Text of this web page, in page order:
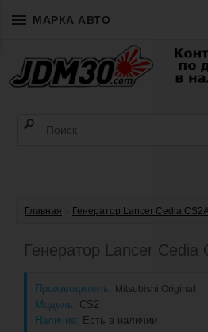
МАРКА АВТО
Главная Генератор Lancer Cedia
Генератор Lancer Cedia
Производитель: Mitsubishi Original
Модель: CS2
Наличие: Есть в наличии